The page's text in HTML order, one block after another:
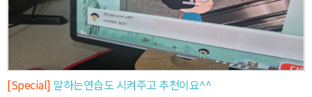
[Special] 말하는연습도 시켜주고 추천이요^^